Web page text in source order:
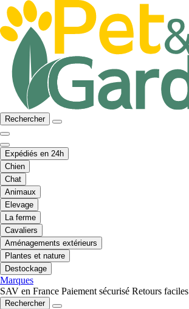
Rechercher
Expédiés en 24h
Chien
Chat
Animaux
Elevage
La ferme
Cavaliers
Aménagements extérieurs
Plantes et nature
Destockage
Marques
SAV en France Paiement sécurisé Retours faciles
Rechercher